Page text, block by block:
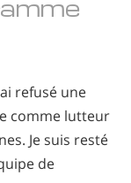
refusé une
comme lutteur
Je suis resté
de